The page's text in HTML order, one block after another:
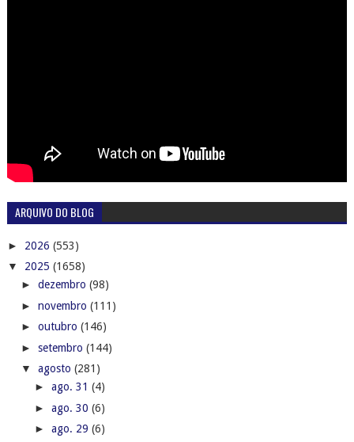
ARQUIVO DO BLOG
► 2026 (553)
▼ 2025 (1658)
► dezembro (98)
► novembro (111)
► outubro (146)
► setembro (144)
▼ agosto (281)
► ago. 31 (4)
► ago. 30 (6)
► ago. 29 (6)